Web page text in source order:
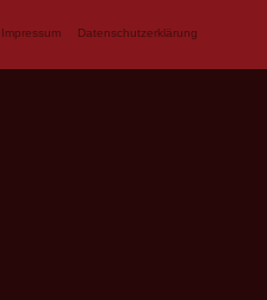
Impressum Datenschutzerklärung